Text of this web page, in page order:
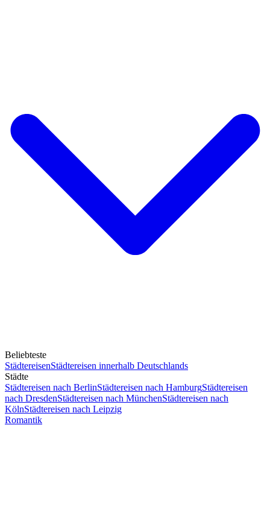
Beliebteste
StädtereisenStädtereisen innerhalb Deutschlands
Städte
Städtereisen nach BerlinStädtereisen nach HamburgStädtereisen
nach DresdenStädtereisen nach MünchenStädtereisen nach
KölnStädtereisen nach Leipzig
Romantik